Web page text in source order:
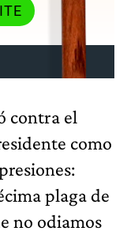
contra el
como
plaga de
no odiamos